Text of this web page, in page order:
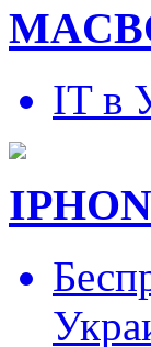
IT в